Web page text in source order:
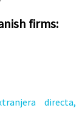
firms:
directa,